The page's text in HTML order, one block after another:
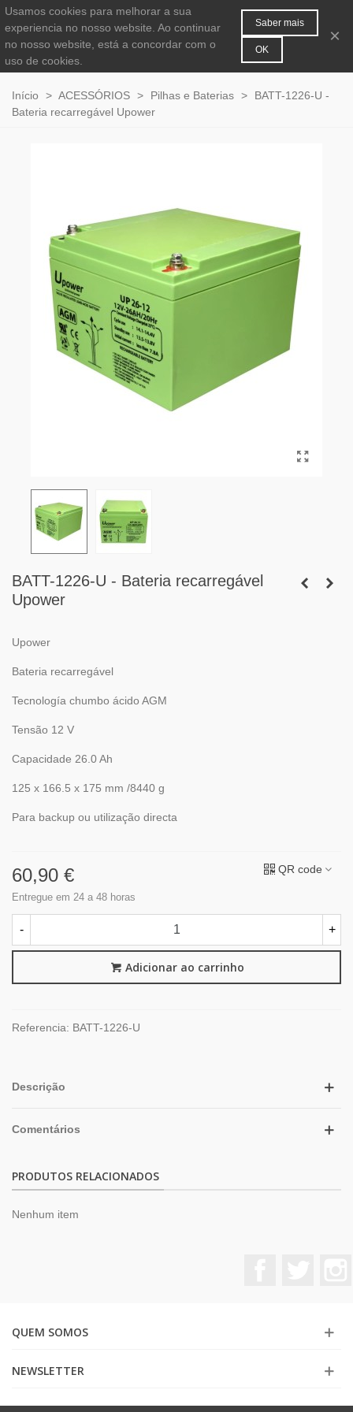
0
Início > ACESSÓRIOS > Pilhas e Baterias >
BATT-1226-U -
Bateria recarregável Upower
BATT-1226-U - Bateria recarregável
Upower
Upower
Bateria recarregável
Tecnología chumbo ácido AGM
Tensão 12 V
Capacidade 26.0 Ah
125 x 166.5 x 175 mm /8440 g
Para backup ou utilização directa
60,90 €
Entregue em 24 a 48 horas
QR code
- +
Adicionar ao carrinho
Referencia: BATT-1226-U
Descrição
Comentários
PRODUTOS RELACIONADOS
Nenhum item
QUEM SOMOS
NEWSLETTER
Usamos cookies para melhorar a sua
experiencia no nosso website. Ao continuar
no nosso website, está a concordar com o
uso de cookies.
Saber mais
OK
×